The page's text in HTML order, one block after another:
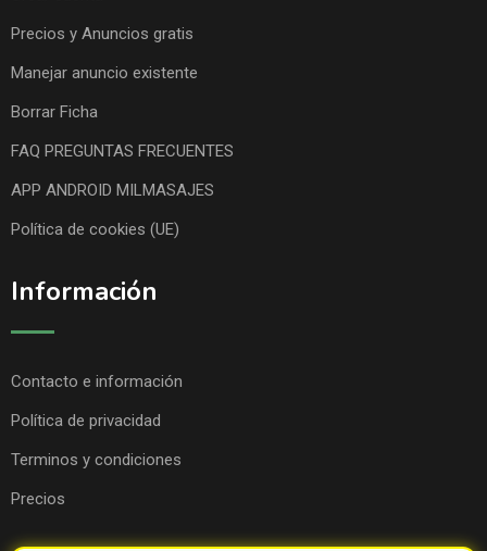
Precios y Anuncios gratis
Manejar anuncio existente
Borrar Ficha
FAQ PREGUNTAS FRECUENTES
APP ANDROID MILMASAJES
Política de cookies (UE)
Información
Contacto e información
Política de privacidad
Terminos y condiciones
Precios